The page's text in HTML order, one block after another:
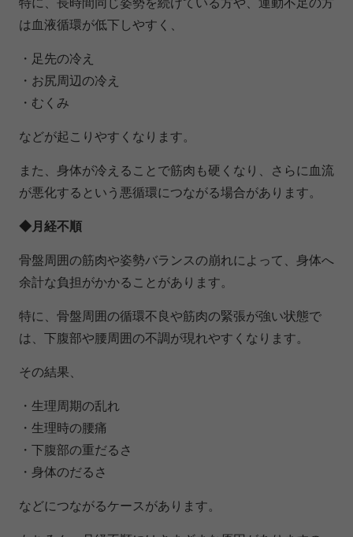
特に、長時間同じ姿勢を続けている方や、運動不足の方
は血液循環が低下しやすく、
・足先の冷え
・お尻周辺の冷え
・むくみ
などが起こりやすくなります。
また、身体が冷えることで筋肉も硬くなり、さらに血流
が悪化するという悪循環につながる場合があります。
◆月経不順
骨盤周囲の筋肉や姿勢バランスの崩れによって、身体へ
余計な負担がかかることがあります。
特に、骨盤周囲の循環不良や筋肉の緊張が強い状態で
は、下腹部や腰周囲の不調が現れやすくなります。
その結果、
・生理周期の乱れ
・生理時の腰痛
・下腹部の重だるさ
・身体のだるさ
などにつながるケースがあります。